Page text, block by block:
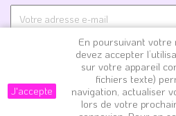
J'accepte
En poursuivant votre
devez accepter
sur votre appareil
fichiers texte)
navigation, actualiser
lors de votre
J'accepte les conditions
confidentialité en m'inscrivant à la
Copyright 2019, tous droits